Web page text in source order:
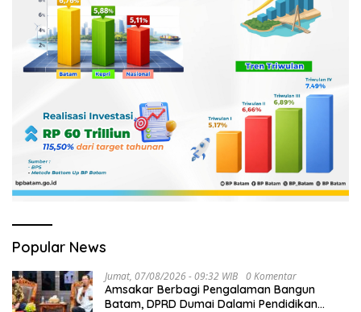
Popular News
Jumat, 07/08/2026 - 09:32 WIB 0 Komentar
Amsakar Berbagi Pengalaman Bangun
Batam, DPRD Dumai Dalami Pendidikan